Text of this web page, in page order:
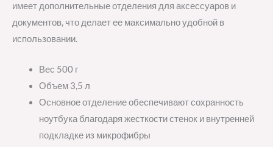
имеет дополнительные отделения для аксессуаров и
документов, что делает ее максимально удобной в
использовании.
Вес 500 г
Объем 3,5 л
Основное отделение обеспечивают сохранность
ноутбука благодаря жесткости стенок и внутренней
подкладке из микрофибры